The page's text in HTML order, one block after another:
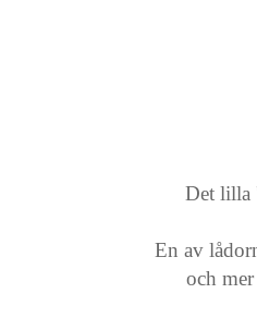
Det lilla
En av
och